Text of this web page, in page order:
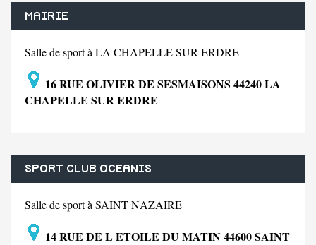
MAIRIE
Salle de sport à LA CHAPELLE SUR ERDRE
16 RUE OLIVIER DE SESMAISONS 44240 LA
CHAPELLE SUR ERDRE
SPORT CLUB OCEANIS
Salle de sport à SAINT NAZAIRE
14 RUE DE L ETOILE DU MATIN 44600 SAINT